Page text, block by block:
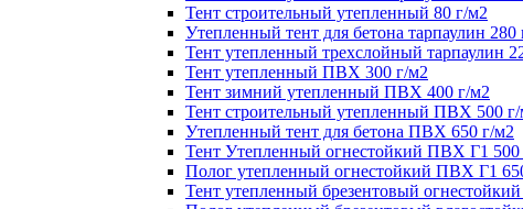
Тент строительный утепленный 80 г/м2
Утепленный тент для бетона тарпаулин
Тент утепленный трехслойный тарпаулин
Тент утепленный ПВХ 300 г/м2
Тент зимний утепленный ПВХ 400 г/м2
Тент строительный утепленный ПВХ 500 г/
Утепленный тент для бетона ПВХ 650 г/м2
Тент Утепленный огнестойкий ПВХ Г1 500
Полог утепленный огнестойкий ПВХ Г1
Тент утепленный брезентовый